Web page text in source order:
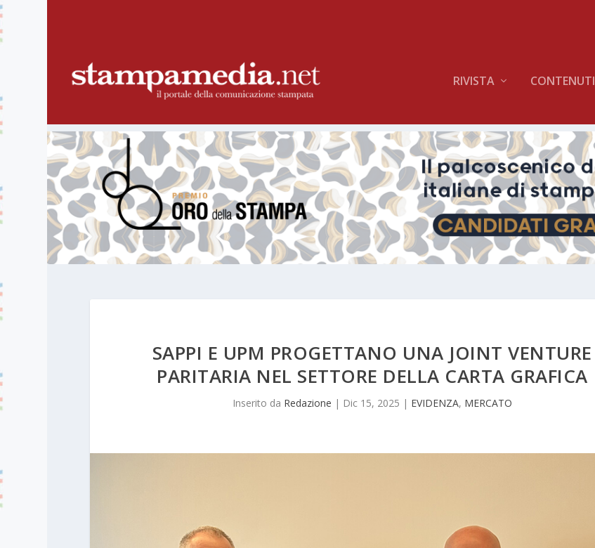
RIVISTA CONTENUTI
SAPPI E UPM PROGETTANO UNA JOINT VENTURE
PARITARIA NEL SETTORE DELLA CARTA GRAFICA
Inserito da Redazione | Dic 15, 2025 | EVIDENZA, MERCATO